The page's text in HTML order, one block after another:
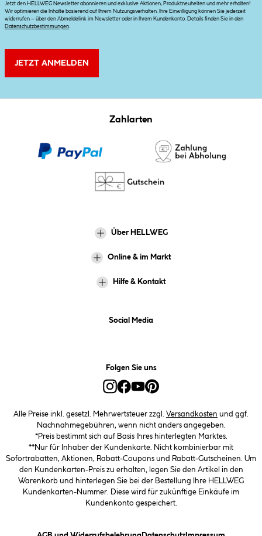
Jetzt den HELLWEG Newsletter abonnieren und exklusive Aktionen, Produktneuheiten und mehr erhalten!
Wir optimieren die Inhalte basierend auf Ihrem Nutzungsverhalten. Ihre Einwilligung können Sie jederzeit
widerrufen – über den Abmeldelink im Newsletter oder in Ihrem Kundenkonto. Details finden Sie in den
Datenschutzbestimmungen
JETZT ANMELDEN
Zahlarten
Über HELLWEG
Online & im Markt
Hilfe & Kontakt
Social Media
Folgen Sie uns
Alle Preise inkl. gesetzl. Mehrwertsteuer zzgl. Versandkosten und ggf.
Nachnahmegebühren, wenn nicht anders angegeben.
*Preis bestimmt sich auf Basis Ihres hinterlegten Marktes.
**Nur für Inhaber der Kundenkarte. Nicht kombinierbar mit
Sofortrabatten, Aktionen, Rabatt-Coupons und Rabatt-Gutscheinen. Um
den Kundenkarten-Preis zu erhalten, legen Sie den Artikel in den
Warenkorb und hinterlegen Sie bei der Bestellung Ihre HELLWEG
Kundenkarten-Nummer. Diese wird für zukünftige Einkäufe im
Kundenkonto gespeichert.